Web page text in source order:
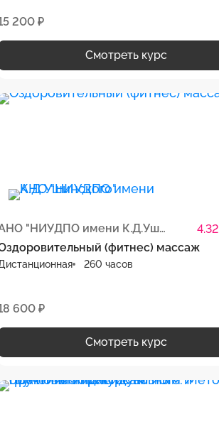
200 ₽
Смотреть курс
АНО "НИУДПО имени К.Д.Ушинского" 4.32
(фитнес) массаж
260 часов
600 ₽
Смотреть курс